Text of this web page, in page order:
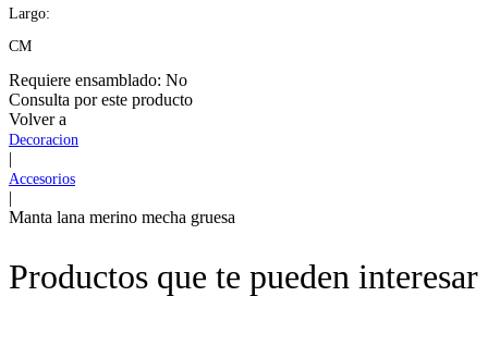
Largo:
CM
Requiere ensamblado: No
Consulta por este producto
Volver a
Decoracion
|
Accesorios
|
Manta lana merino mecha gruesa
Productos que te pueden interesar